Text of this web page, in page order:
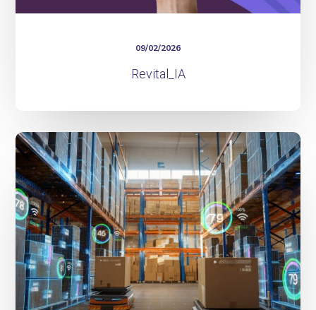
09/02/2026
Revital_IA
Logistic
Forecast